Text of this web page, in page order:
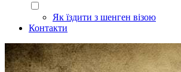
Як їздити з шенген візою
Контакти